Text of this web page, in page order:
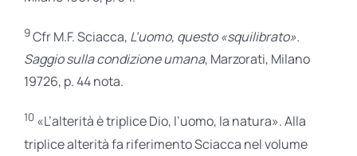
9Cfr M.F. Sciacca, L’uomo, questo «squilibrato».
Saggio sulla condizione umana, Marzorati, Milano
19726, p. 44 nota.
10 «L’alterità è triplice Dio, l’uomo, la natura». Alla
triplice alterità fa riferimento Sciacca nel volume